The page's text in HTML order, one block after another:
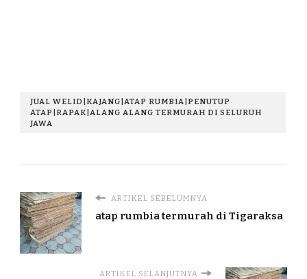
JUAL WELID|KAJANG|ATAP RUMBIA|PENUTUP
ATAP|RAPAK|ALANG ALANG TERMURAH DI SELURUH
JAWA
ARTIKEL SEBELUMNYA
atap rumbia termurah di Tigaraksa
ARTIKEL SELANJUTNYA